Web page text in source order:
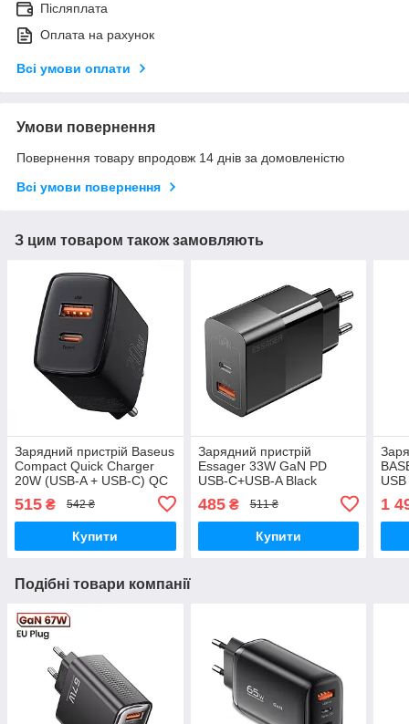
Післяплата
Оплата на рахунок
Всі умови оплати
Умови повернення
Повернення товару впродовж 14 днів за домовленістю
Всі умови повернення
З цим товаром також замовляють
Зарядний пристрій Baseus
Compact Quick Charger
20W (USB-A + USB-C) QC
515 ₴ 542 ₴
Купити
Зарядний пристрій
Essager 33W GaN PD
USB-C+USB-A Black
485₴ 511 ₴
Купити
1
Подібні товари компанії